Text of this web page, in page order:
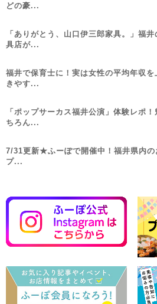
どの豪...
「ありがとう、山口伊三郎家具。」福井
具店が...
福井で保育士に！実は女性の平均年収を
きやす...
「ポップサーカス福井公演」体験レポ！
ちろん...
7/31更新★ふーぽで開催中！福井県内の
プ...